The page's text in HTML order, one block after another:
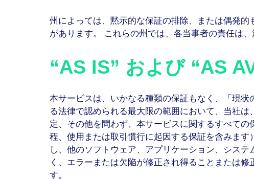
州によっては、黙示的な保証の排除、または偶発
があります。 これらの州では、各当事者の責任は
“AS IS” および “AS
本サービスは、いかなる種類の保証もなく、「現
る法律で認められる最大限の範囲において、当社
定、その他を問わず、本サービスに関するすべて
程、使用または取引慣行に起因する保証を含みま
し、他のソフトウェア、アプリケーション、シス
く、エラーまたは欠陥が修正され得ることまたは
す。